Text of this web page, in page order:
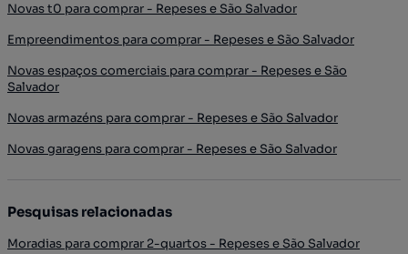
Novas t0 para comprar - Repeses e São Salvador
Empreendimentos para comprar - Repeses e São Salvador
Novas espaços comerciais para comprar - Repeses e São
Salvador
Novas armazéns para comprar - Repeses e São Salvador
Novas garagens para comprar - Repeses e São Salvador
Pesquisas relacionadas
Moradias para comprar 2-quartos - Repeses e São Salvador